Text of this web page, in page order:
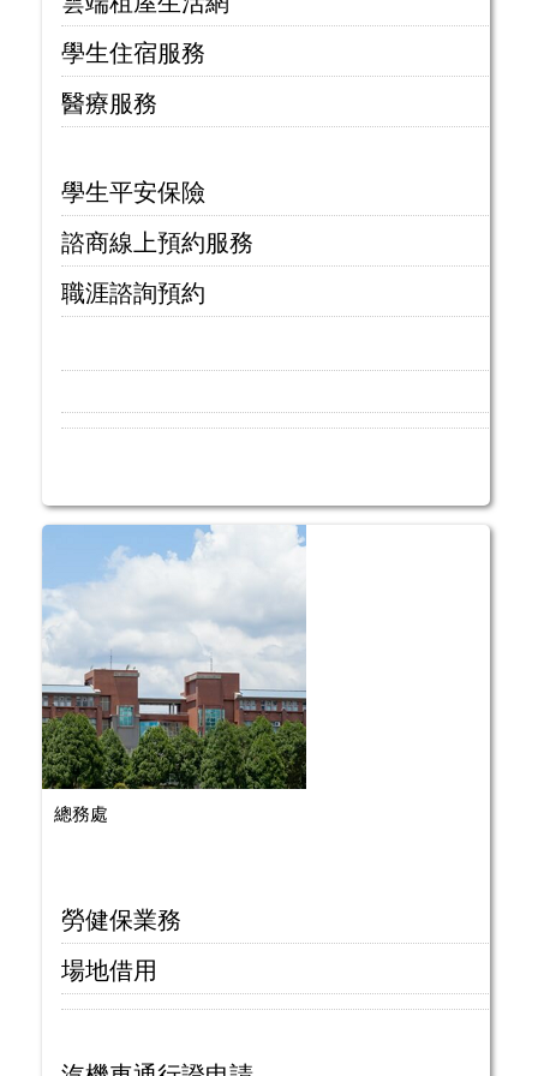
學生住宿服務
醫療服務
學生平安保險
諮商線上預約服務
職涯諮詢預約
總務處
勞健保業務
場地借用